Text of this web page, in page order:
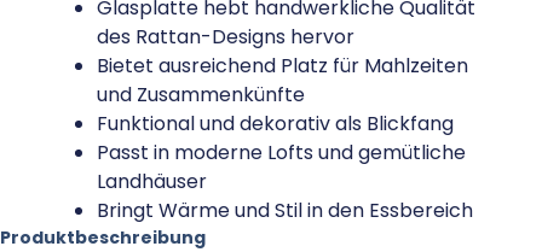
Glasplatte hebt handwerkliche Qualität
des Rattan-Designs hervor
Bietet ausreichend Platz für Mahlzeiten
und Zusammenkünfte
Funktional und dekorativ als Blickfang
Passt in moderne Lofts und gemütliche
Landhäuser
Bringt Wärme und Stil in den Essbereich
Produktbeschreibung